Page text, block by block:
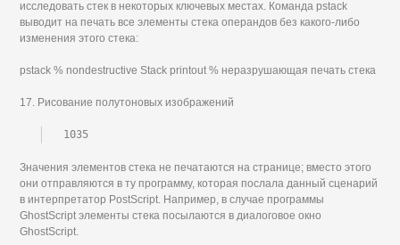
исследовать стек в некоторых ключевых местах. Команда pstack
выводит на печать все элементы стека операндов без какого-либо
изменения этого стека:
pstack % nondestructive Stack printout % неразрушающая печать стека
17. Рисование полутоновых изображений
1035
Значения элементов стека не печатаются на странице; вместо этого
они отправляются в ту программу, которая послала данный сценарий
в интерпретатор PostScript. Например, в случае программы
GhostScript элементы стека посылаются в диалоговое окно
GhostScript.